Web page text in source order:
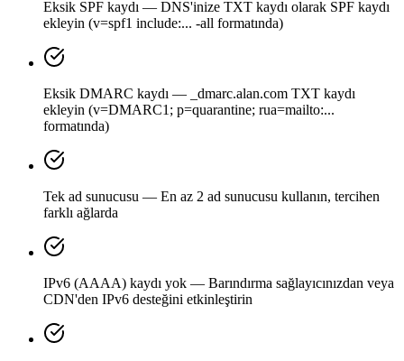
Eksik SPF kaydı — DNS'inize TXT kaydı olarak SPF kaydı
ekleyin (v=spf1 include:... -all formatında)
Eksik DMARC kaydı — _dmarc.alan.com TXT kaydı
ekleyin (v=DMARC1; p=quarantine; rua=mailto:...
formatında)
Tek ad sunucusu — En az 2 ad sunucusu kullanın, tercihen
farklı ağlarda
IPv6 (AAAA) kaydı yok — Barındırma sağlayıcınızdan veya
CDN'den IPv6 desteğini etkinleştirin